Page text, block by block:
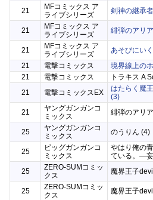
21
MFコミックス ア
ライブシリーズ
剣神の継承
21
MFコミックス ア
ライブシリーズ
緋弾のアリ
21
MFコミックス ア
ライブシリーズ
あそびにい
21
電撃コミックス
境界線上の
21
電撃コミックス
トラキス A
21
電撃コミックスEX
はたらく魔
(3)
21
ヤングガンガンコ
ミックス
緋弾のアリ
25
ヤングガンガンコ
ミックス
のうりん (4)
25
ビッグガンガンコ
ミックス
やはり俺の
ている。―
25
ZERO-SUMコミッ
クス
魔界王子
25
ZERO-SUMコミッ
クス
魔界王子